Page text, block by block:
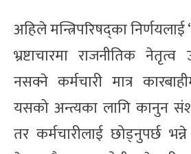
अहिले मन्त्रिपरिषद्का निर्णयलाई
भ्रष्टाचारमा राजनीतिक
नसक्ने कर्मचारी मात्र
यसको अन्त्यका लागि कानुन
तर कर्मचारीलाई छोड्नुपर्छ